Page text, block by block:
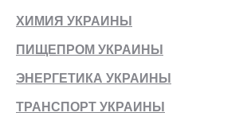
ХИМИЯ УКРАИНЫ
ПИЩЕПРОМ УКРАИНЫ
ЭНЕРГЕТИКА УКРАИНЫ
ТРАНСПОРТ УКРАИНЫ